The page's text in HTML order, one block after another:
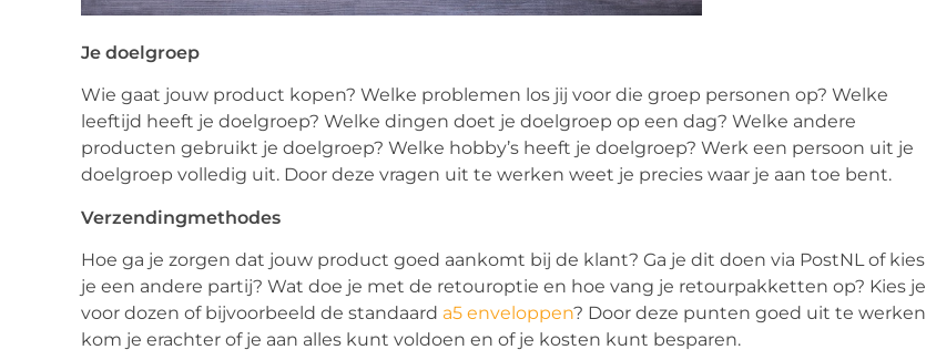
Je doelgroep
Wie gaat jouw product kopen? Welke problemen los jij voor die groep personen op? Welke
leeftijd heeft je doelgroep? Welke dingen doet je doelgroep op een dag? Welke andere
producten gebruikt je doelgroep? Welke hobby’s heeft je doelgroep? Werk een persoon uit je
doelgroep volledig uit. Door deze vragen uit te werken weet je precies waar je aan toe bent.
Verzendingmethodes
Hoe ga je zorgen dat jouw product goed aankomt bij de klant? Ga je dit doen via PostNL of kies
je een andere partij? Wat doe je met de retouroptie en hoe vang je retourpakketten op? Kies je
voor dozen of bijvoorbeeld de standaard a5 enveloppen? Door deze punten goed uit te werken
kom je erachter of je aan alles kunt voldoen en of je kosten kunt besparen.